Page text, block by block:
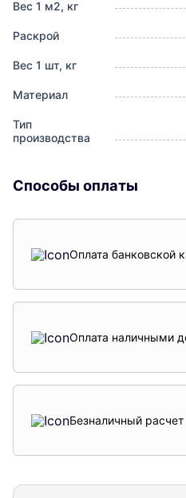
Вес 1 м2, кг
Раскрой
Вес 1 шт, кг
Материал
Тип
производства
Способы оплаты
Оплата банковской
Оплата наличными
Безналичный расчет